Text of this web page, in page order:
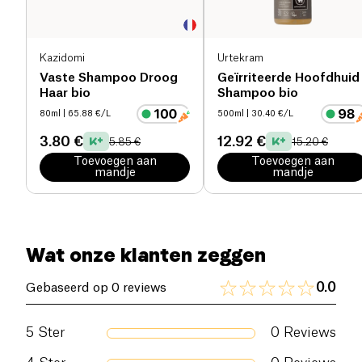
Kazidomi
Vaste Shampoo Droog
Haar bio
80ml | 65.88 €/L
3.80 € 5.85 €
Toevoegen aan
mandje
Urtekram
Geïrriteerde Hoofdhuid
Shampoo bio
500ml | 30.40 €/L
12.92 € 15.20 €
Toevoegen aan
mandje
Wat onze klanten zeggen
Gebaseerd op 0 reviews 0.0
5 Ster 0 Reviews